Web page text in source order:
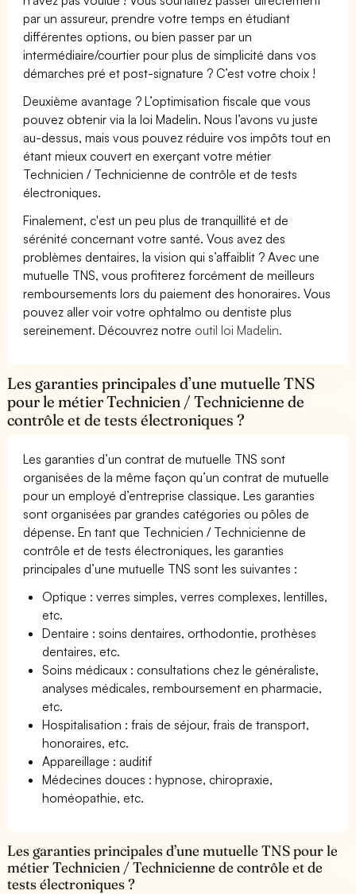
par un assureur, prendre votre temps en étudiant
différentes options, ou bien passer par un
intermédiaire/courtier pour plus de simplicité dans vos
démarches pré et post-signature ? C’est votre choix !
Deuxième avantage ? L’optimisation fiscale que vous
pouvez obtenir via la loi Madelin. Nous l’avons vu juste
au-dessus, mais vous pouvez réduire vos impôts tout en
étant mieux couvert en exerçant votre métier
Technicien / Technicienne de contrôle et de tests
électroniques.
Finalement, c'est un peu plus de tranquillité et de
sérénité concernant votre santé. Vous avez des
problèmes dentaires, la vision qui s’affaiblit ? Avec une
mutuelle TNS, vous profiterez forcément de meilleurs
remboursements lors du paiement des honoraires. Vous
pouvez aller voir votre ophtalmo ou dentiste plus
sereinement. Découvrez notre outil loi Madelin.
Les garanties principales d’une mutuelle TNS
pour le métier Technicien / Technicienne de
contrôle et de tests électroniques ?
Les garanties d’un contrat de mutuelle TNS sont
organisées de la même façon qu’un contrat de mutuelle
pour un employé d’entreprise classique. Les garanties
sont organisées par grandes catégories ou pôles de
dépense. En tant que Technicien / Technicienne de
contrôle et de tests électroniques, les garanties
principales d’une mutuelle TNS sont les suivantes :
Optique : verres simples, verres complexes, lentilles,
etc.
Dentaire : soins dentaires, orthodontie, prothèses
dentaires, etc.
Soins médicaux : consultations chez le généraliste,
analyses médicales, remboursement en pharmacie,
etc.
Hospitalisation : frais de séjour, frais de transport,
honoraires, etc.
Appareillage : auditif
Médecines douces : hypnose, chiropraxie,
homéopathie, etc.
Les garanties principales d’une mutuelle TNS pour le
métier Technicien / Technicienne de contrôle et de
tests électroniques ?